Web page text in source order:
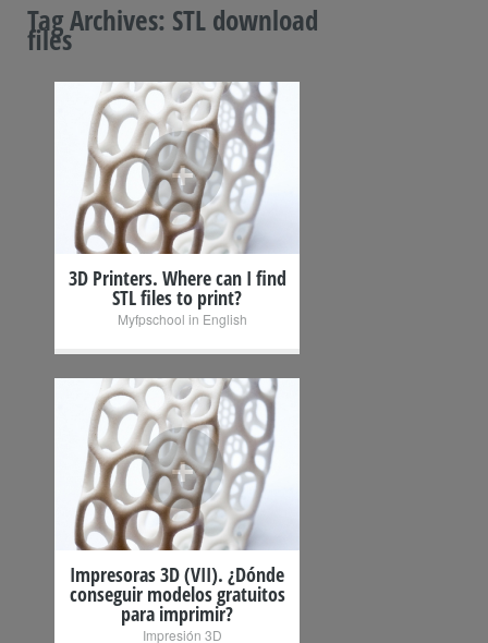
Tag Archives: STL download
files
+
3D Printers. Where can I find
STL files to print?
Myfpschool in English
+
Impresoras 3D (VII). ¿Dónde
conseguir modelos gratuitos
para imprimir?
Impresión 3D